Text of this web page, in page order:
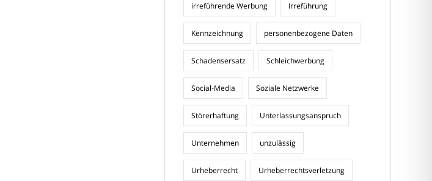
irreführende Werbung Irreführung
Kennzeichnung personenbezogene Daten
Schadensersatz Schleichwerbung
Social-Media Soziale Netzwerke
Störerhaftung Unterlassungsanspruch
Unternehmen unzulässig
Urheberrecht Urheberrechtsverletzung